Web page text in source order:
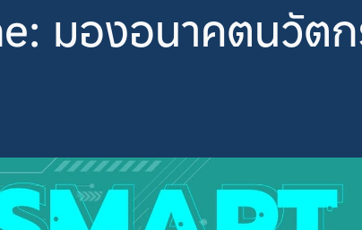
มองอนาคตนวัต